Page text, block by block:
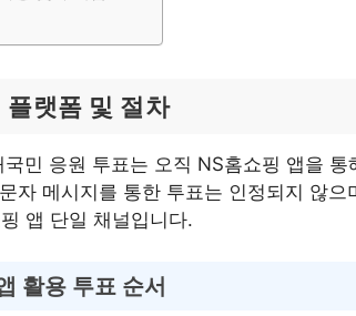
플랫폼 및 절차
민 응원 투표는 오직 NS홈쇼핑 앱을 통
자 메시지를 통한 투표는 인정되지 않으
앱 단일 채널입니다.
활용 투표 순서